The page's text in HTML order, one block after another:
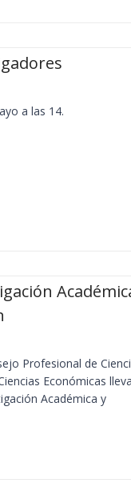
a las 14.
Profesional de
Económicas
Académica y